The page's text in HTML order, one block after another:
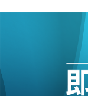
財經｜恒
財經｜韓
財經｜內
差達1125